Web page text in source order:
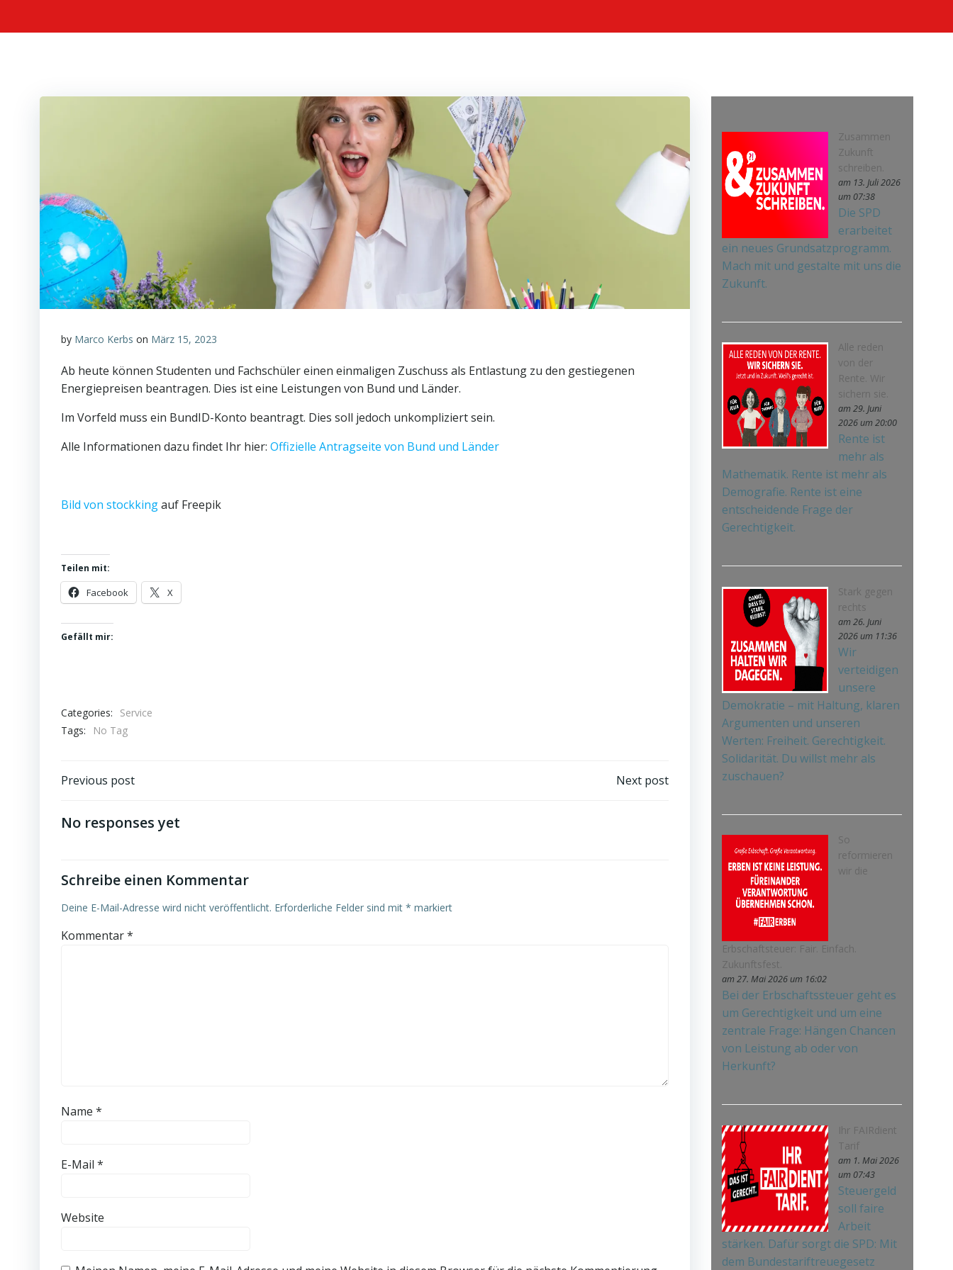
by Marco Kerbs on März 15, 2023
Ab heute können Studenten und Fachschüler einen einmaligen Zuschuss als Entlastung zu den gestiegenen
Energiepreisen beantragen. Dies ist eine Leistungen von Bund und Länder.
Im Vorfeld muss ein BundID-Konto beantragt. Dies soll jedoch unkompliziert sein.
Alle Informationen dazu findet Ihr hier: Offizielle Antragseite von Bund und Länder
Bild von stockkingauf Freepik
Teilen mit:
Facebook X
Gefällt mir:
Categories:
Service
Tags:
No Tag
Post
navigation
Previous post Next post
No responses yet
Schreibe einen Kommentar
Deine E-Mail-Adresse wird nicht veröffentlicht. Erforderliche Felder sind mit * markiert
Kommentar*
Name *
E-Mail *
Website
Zusammen
Zukunft
schreiben.
am 13. Juli 2026
um 07:38
Die SPD
erarbeitet
ein neues Grundsatzprogramm.
Mach mit und gestalte mit uns die
Zukunft.
Alle reden
von der
Rente. Wir
sichern sie.
am 29. Juni
2026 um 20:00
Rente ist
mehr als
Mathematik. Rente ist mehr als
Demografie. Rente ist eine
entscheidende Frage der
Gerechtigkeit.
Stark gegen
rechts
am 26. Juni
2026 um 11:36
Wir
verteidigen
unsere
Demokratie – mit Haltung, klaren
Argumenten und unseren
Werten: Freiheit. Gerechtigkeit.
Solidarität. Du willst mehr als
zuschauen?
So
reformieren
wir die
Erbschaftsteuer: Fair. Einfach.
Zukunftsfest.
am 27. Mai 2026 um 16:02
Bei der Erbschaftssteuer geht es
um Gerechtigkeit und um eine
zentrale Frage: Hängen Chancen
von Leistung ab oder von
Herkunft?
Ihr FAIRdient
Tarif
am 1. Mai 2026
um 07:43
Steuergeld
soll faire
Arbeit
stärken. Dafür sorgt die SPD: Mit
dem Bundestariftreuegesetz